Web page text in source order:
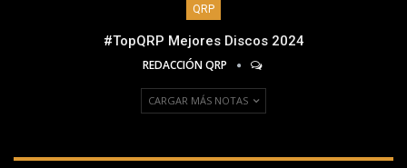
QRP
#TopQRP Mejores Discos 2024
REDACCIÓN QRP
CARGAR MÁS NOTAS